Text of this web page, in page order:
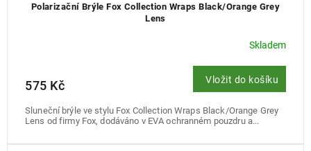
Polarizační Brýle Fox Collection Wraps Black/Orange Grey
Lens
Skladem
575 Kč Vložit do košíku
Sluneční brýle ve stylu Fox Collection Wraps Black/Orange Grey
Lens od firmy Fox, dodáváno v EVA ochranném pouzdru a...